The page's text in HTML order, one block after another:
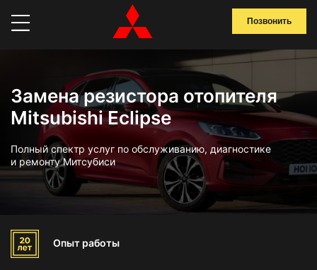
Позвонить
Замена резистора отопителя
Mitsubishi Eclipse
Полный спектр услуг по обслуживанию, диагностике
и ремонту Митсубиси
Опыт работы